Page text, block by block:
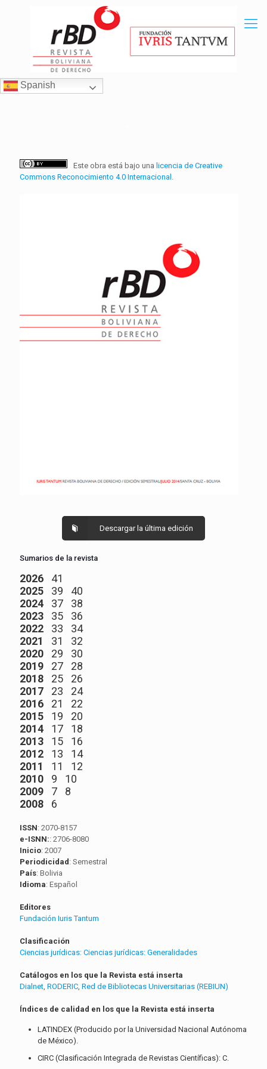
Spanish
Este obra está bajo una licencia de Creative
Commons Reconocimiento 4.0 Internacional .
Descargar la última edición
Sumarios de la revista
2026
41
2025
39
40
2024
37
38
2023
35
36
2022
33
34
2021
31
32
2020
29
30
2019
27
28
2018
25
26
2017
23
24
2016
21
22
2015
19
20
2014
17
18
2013
15
16
2012
13
14
2011
11
12
2010
9
10
2009
7
8
2008
6
ISSN: 2070-8157
e-ISNN:: 2706-8080
Inicio: 2007
Periodicidad : Semestral
País: Bolivia
Idioma: Español
Editores
Fundación Iuris Tantum
Clasificación
Ciencias jurídicas: Ciencias jurídicas: Generalidades
Catálogos en los que la Revista está inserta
Dialnet RODERIC Red de Bibliotecas Universitarias (REBIUN)
Índices de calidad en los que la Revista está inserta
LATINDEX (Producido por la Universidad Nacional Autónoma
de México).
CIRC (Clasificación Integrada de Revistas Científicas): C.